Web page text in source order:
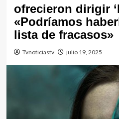
ofrecieron dirigir
«Podríamos
lista de fracasos»
Tvnoticiastv julio 19, 2025